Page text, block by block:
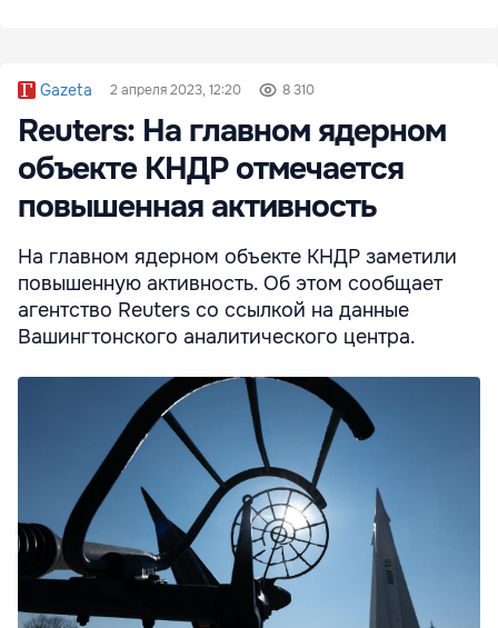
Gazeta 2 апреля 2023, 12:20 8 310
Reuters: На главном ядерном
объекте КНДР отмечается
повышенная активность
На главном ядерном объекте КНДР заметили
повышенную активность. Об этом сообщает
агентство Reuters со ссылкой на данные
Вашингтонского аналитического центра.